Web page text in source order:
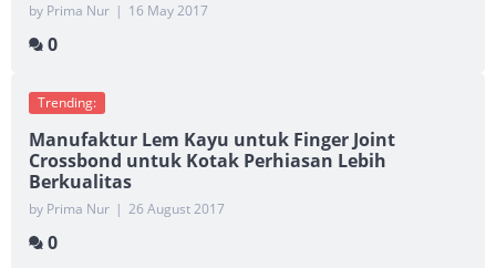
by Prima Nur | 16 May 2017
0
Trending:
Manufaktur Lem Kayu untuk Finger Joint
Crossbond untuk Kotak Perhiasan Lebih
Berkualitas
by Prima Nur | 26 August 2017
0